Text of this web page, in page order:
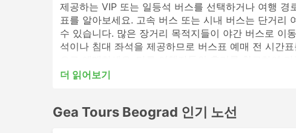
제공하는 VIP 또는 일등석 버스를 선택하거나 여행
표를 알아보세요. 고속 버스 또는 시내 버스는 단거리
수 있습니다. 많은 장거리 목적지들이 야간 버스로 이
석이나 침대 좌석을 제공하므로 버스표 예매 전 시간
Gea Tours Beograd 인기있는 버스역
Gea Tours Beograd의 가장 인기있는 버스역은 다음과
더 읽어보기
Gea Tours Beograd 인기 노선